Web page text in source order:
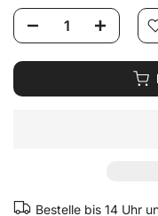
Bestelle bis 14 Uhr